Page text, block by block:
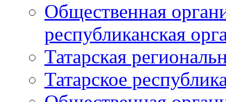
Общественная
республиканская
Татарская
Татарское